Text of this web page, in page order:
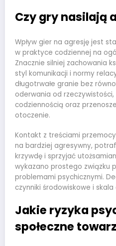
Czy gry nasilają
Wpływ gier na agresję jest
w praktyce codziennej na
Znacznie silniej zachowania
styl komunikacji i normy
długotrwałe granie bez
oderwania od
codziennością oraz
otoczenie.
Kontakt z treściami
na bardziej agresywny,
krzywdę i sprzyjać
wykazano prostego związku
problemami psychicznymi.
czynniki środowiskowe i skala
Jakie ryzyka
społeczne